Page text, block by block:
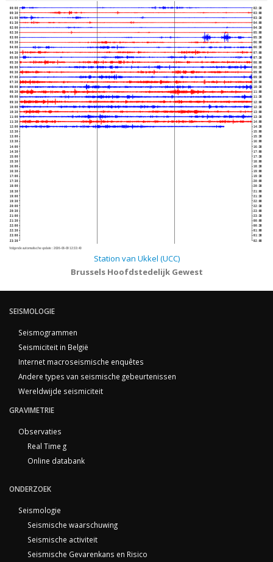
00:00
00:30
01:00
01:30
02:00
02:30
03:00
03:30
04:00
04:30
05:00
05:30
06:00
06:30
07:00
07:30
08:00
08:30
09:00
09:30
10:00
10:30
11:00
11:30
12:00
12:30
13:00
13:30
14:00
14:30
15:00
15:30
16:00
16:30
17:00
17:30
18:00
18:30
19:00
19:30
20:00
20:30
21:00
21:30
22:00
22:30
23:00
23:30
02:30
03:00
03:30
04:00
04:30
05:00
05:30
06:00
06:30
07:00
07:30
08:00
08:30
09:00
09:30
10:00
10:30
11:00
11:30
12:00
12:30
13:00
13:30
14:00
14:30
15:00
15:30
16:00
16:30
17:00
17:30
18:00
18:30
19:00
19:30
20:00
20:30
21:00
21:30
22:00
22:30
23:00
23:30
00:00
00:30
01:00
01:30
02:00
Volgende automatische update : 2026-08-09 12:33:40
Station van Ukkel (UCC)
Brussels Hoofdstedelijk Gewest
SEISMOLOGIE
Seismogrammen
Seismiciteit in België
Internet macroseismische enquêtes
Andere types van seismische gebeurtenissen
Wereldwijde seismiciteit
GRAVIMETRIE
Observaties
Real Time g
Online databank
ONDERZOEK
Seismologie
Seismische waarschuwing
Seismische activiteit
Seismische Gevarenkans en Risico